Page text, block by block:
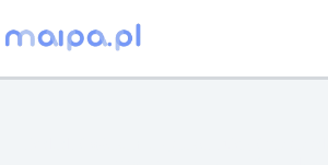
do
treści